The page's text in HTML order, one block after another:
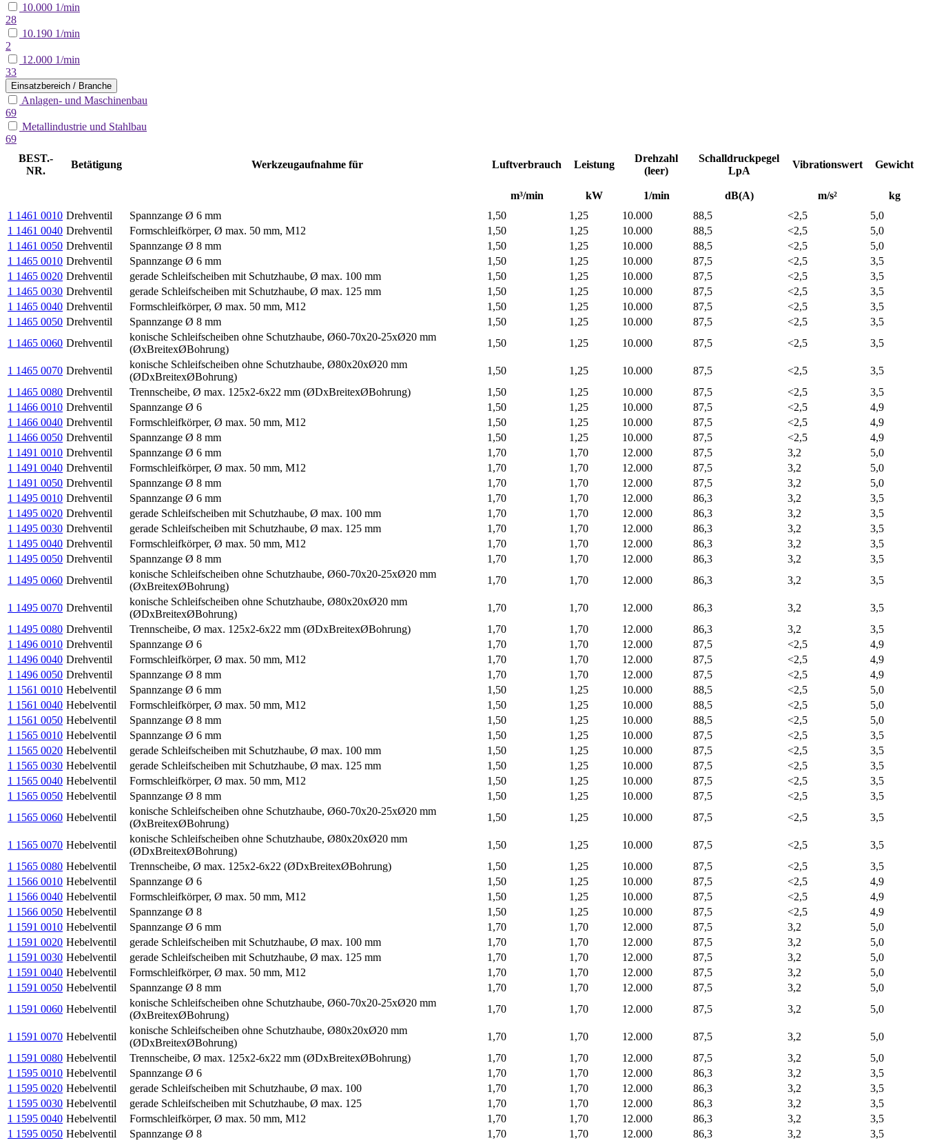
10.000 1/min
28
10.190 1/min
2
12.000 1/min
33
Einsatzbereich / Branche
Anlagen- und Maschinenbau
69
Metallindustrie und Stahlbau
69
BEST.-
NR.
Betätigung Werkzeugaufnahme für Luftverbrauch Leistung
Drehzahl
(leer)
Schalldruckpegel
LpA
Vibrationswert Gewicht
m³/min kW 1/min dB(A) m/s²
kg
1 1461 0010 Drehventil Spannzange Ø 6 mm 1,50 1,25 10.000 88,5 <2,5
5,0
1 1461 0040 Drehventil Formschleifkörper, Ø max. 50 mm, M12 1,50 1,25 10.000 88,5 <2,5
5,0
1 1461 0050 Drehventil Spannzange Ø 8 mm 1,50 1,25 10.000 88,5 <2,5
5,0
1 1465 0010 Drehventil Spannzange Ø 6 mm 1,50 1,25 10.000 87,5 <2,5
3,5
1 1465 0020 Drehventil gerade Schleifscheiben mit Schutzhaube, Ø max. 100 mm 1,50 1,25 10.000 87,5 <2,5
3,5
1 1465 0030 Drehventil gerade Schleifscheiben mit Schutzhaube, Ø max. 125 mm 1,50 1,25 10.000 87,5 <2,5
3,5
1 1465 0040 Drehventil Formschleifkörper, Ø max. 50 mm, M12 1,50 1,25 10.000 87,5 <2,5
3,5
1 1465 0050 Drehventil Spannzange Ø 8 mm 1,50 1,25 10.000 87,5 <2,5
3,5
1 1465 0060 Drehventil
konische Schleifscheiben ohne Schutzhaube, Ø60-70x20-25xØ20 mm
(ØxBreitexØBohrung)
1,50 1,25 10.000 87,5 <2,5 3,5
1 1465 0070 Drehventil
konische Schleifscheiben ohne Schutzhaube, Ø80x20xØ20 mm
(ØDxBreitexØBohrung)
1,50 1,25 10.000 87,5 <2,5
3,5
1 1465 0080 Drehventil Trennscheibe, Ø max. 125x2-6x22 mm (ØDxBreitexØBohrung) 1,50 1,25 10.000 87,5 <2,5
3,5
1 1466 0010 Drehventil Spannzange Ø 6 1,50 1,25 10.000 87,5 <2,5
4,9
1 1466 0040 Drehventil Formschleifkörper, Ø max. 50 mm, M12 1,50 1,25 10.000 87,5 <2,5
4,9
1 1466 0050 Drehventil Spannzange Ø 8 mm 1,50 1,25 10.000 87,5 <2,5
4,9
1 1491 0010 Drehventil Spannzange Ø 6 mm 1,70 1,70 12.000 87,5 3,2
5,0
1 1491 0040 Drehventil Formschleifkörper, Ø max. 50 mm, M12 1,70 1,70 12.000 87,5 3,2
5,0
1 1491 0050 Drehventil Spannzange Ø 8 mm 1,70 1,70 12.000 87,5 3,2
5,0
1 1495 0010 Drehventil Spannzange Ø 6 mm 1,70 1,70 12.000 86,3 3,2
3,5
1 1495 0020 Drehventil gerade Schleifscheiben mit Schutzhaube, Ø max. 100 mm 1,70 1,70 12.000 86,3 3,2
3,5
1 1495 0030 Drehventil gerade Schleifscheiben mit Schutzhaube, Ø max. 125 mm 1,70 1,70 12.000 86,3 3,2
3,5
1 1495 0040 Drehventil Formschleifkörper, Ø max. 50 mm, M12 1,70 1,70 12.000 86,3 3,2
3,5
1 1495 0050 Drehventil Spannzange Ø 8 mm 1,70 1,70 12.000 86,3 3,2
3,5
1 1495 0060 Drehventil
konische Schleifscheiben ohne Schutzhaube, Ø60-70x20-25xØ20 mm
(ØxBreitexØBohrung)
1,70 1,70 12.000 86,3 3,2 3,5
1 1495 0070 Drehventil
konische Schleifscheiben ohne Schutzhaube, Ø80x20xØ20 mm
(ØDxBreitexØBohrung)
1,70 1,70 12.000 86,3 3,2
3,5
1 1495 0080 Drehventil Trennscheibe, Ø max. 125x2-6x22 mm (ØDxBreitexØBohrung) 1,70 1,70 12.000 86,3 3,2
3,5
1 1496 0010 Drehventil Spannzange Ø 6 1,70 1,70 12.000 87,5 <2,5
4,9
1 1496 0040 Drehventil Formschleifkörper, Ø max. 50 mm, M12 1,70 1,70 12.000 87,5 <2,5
4,9
1 1496 0050 Drehventil Spannzange Ø 8 mm 1,70 1,70 12.000 87,5 <2,5
4,9
1 1561 0010 Hebelventil Spannzange Ø 6 mm 1,50 1,25 10.000 88,5 <2,5
5,0
1 1561 0040 Hebelventil Formschleifkörper, Ø max. 50 mm, M12 1,50 1,25 10.000 88,5 <2,5
5,0
1 1561 0050 Hebelventil Spannzange Ø 8 mm 1,50 1,25 10.000 88,5 <2,5
5,0
1 1565 0010 Hebelventil Spannzange Ø 6 mm 1,50 1,25 10.000 87,5 <2,5
3,5
1 1565 0020 Hebelventil gerade Schleifscheiben mit Schutzhaube, Ø max. 100 mm 1,50 1,25 10.000 87,5 <2,5
3,5
1 1565 0030 Hebelventil gerade Schleifscheiben mit Schutzhaube, Ø max. 125 mm 1,50 1,25 10.000 87,5 <2,5
3,5
1 1565 0040 Hebelventil Formschleifkörper, Ø max. 50 mm, M12 1,50 1,25 10.000 87,5 <2,5
3,5
1 1565 0050 Hebelventil Spannzange Ø 8 mm 1,50 1,25 10.000 87,5 <2,5
3,5
1 1565 0060 Hebelventil
konische Schleifscheiben ohne Schutzhaube, Ø60-70x20-25xØ20 mm
(ØxBreitexØBohrung)
1,50 1,25 10.000 87,5 <2,5 3,5
1 1565 0070 Hebelventil
konische Schleifscheiben ohne Schutzhaube, Ø80x20xØ20 mm
(ØDxBreitexØBohrung)
1,50 1,25 10.000 87,5 <2,5
3,5
1 1565 0080 Hebelventil Trennscheibe, Ø max. 125x2-6x22 (ØDxBreitexØBohrung) 1,50 1,25 10.000 87,5 <2,5
3,5
1 1566 0010 Hebelventil Spannzange Ø 6 1,50 1,25 10.000 87,5 <2,5
4,9
1 1566 0040 Hebelventil Formschleifkörper, Ø max. 50 mm, M12 1,50 1,25 10.000 87,5 <2,5
4,9
1 1566 0050 Hebelventil Spannzange Ø 8 1,50 1,25 10.000 87,5 <2,5
4,9
1 1591 0010 Hebelventil Spannzange Ø 6 mm 1,70 1,70 12.000 87,5 3,2
5,0
1 1591 0020 Hebelventil gerade Schleifscheiben mit Schutzhaube, Ø max. 100 mm 1,70 1,70 12.000 87,5 3,2
5,0
1 1591 0030 Hebelventil gerade Schleifscheiben mit Schutzhaube, Ø max. 125 mm 1,70 1,70 12.000 87,5 3,2
5,0
1 1591 0040 Hebelventil Formschleifkörper, Ø max. 50 mm, M12 1,70 1,70 12.000 87,5 3,2
5,0
1 1591 0050 Hebelventil Spannzange Ø 8 mm 1,70 1,70 12.000 87,5 3,2
5,0
1 1591 0060 Hebelventil
konische Schleifscheiben ohne Schutzhaube, Ø60-70x20-25xØ20 mm
(ØxBreitexØBohrung)
1,70 1,70 12.000 87,5 3,2 5,0
1 1591 0070 Hebelventil
konische Schleifscheiben ohne Schutzhaube, Ø80x20xØ20 mm
(ØDxBreitexØBohrung)
1,70 1,70 12.000 87,5 3,2
5,0
1 1591 0080 Hebelventil Trennscheibe, Ø max. 125x2-6x22 mm (ØDxBreitexØBohrung) 1,70 1,70 12.000 87,5 3,2
5,0
1 1595 0010 Hebelventil Spannzange Ø 6 1,70 1,70 12.000 86,3 3,2
3,5
1 1595 0020 Hebelventil gerade Schleifscheiben mit Schutzhaube, Ø max. 100 1,70 1,70 12.000 86,3 3,2
3,5
1 1595 0030 Hebelventil gerade Schleifscheiben mit Schutzhaube, Ø max. 125 1,70 1,70 12.000 86,3 3,2
3,5
1 1595 0040 Hebelventil Formschleifkörper, Ø max. 50 mm, M12 1,70 1,70 12.000 86,3 3,2
3,5
1 1595 0050 Hebelventil Spannzange Ø 8 1,70 1,70 12.000 86,3 3,2
3,5